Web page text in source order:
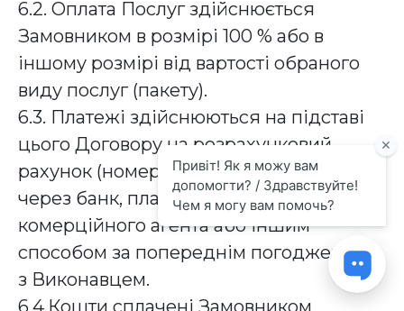
6.2. Оплата Послуг здійснюється
Замовником в розмірі 100 % або в
іншому розмірі від вартості обраного
виду послуг (пакету).
6.3. Платежі здійснюються на підставі
цього Договору на розрахунковий
рахунок (номер картки) Виконавця
через банк, платіжні термінали,
комерційного агента або іншим
способом за попереднім погодженням
з Виконавцем.
6.4.Кошти сплачені Замовником